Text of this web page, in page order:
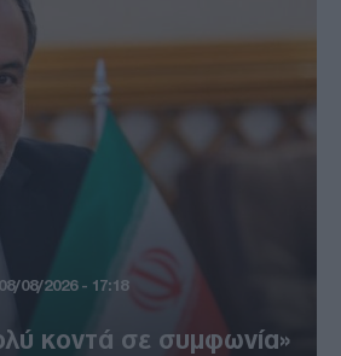
08/08/2026 - 17:18
κοντά σε συμφωνία»